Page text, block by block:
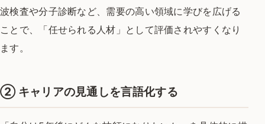
波検査や分子診断など、 需要の高い領域に学びを広げる
ことで、
「任せられる人材」として評価されやすくなり
ます。
② キャリアの見通しを言語化する